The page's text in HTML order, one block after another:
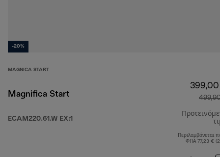
-20%
MAGNICA START
Magnifica Start
ECAM220.61.W EX:1
Περιλαμβάνεται
ΦΠΑ 77,23 €